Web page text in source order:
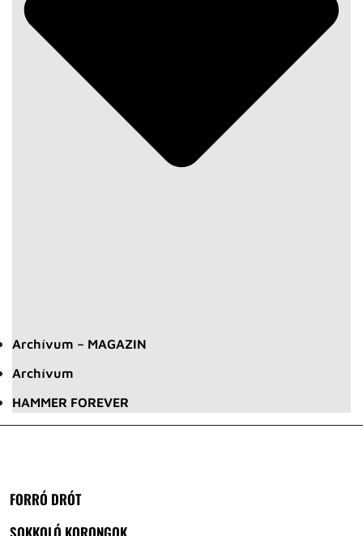
Archívum – MAGAZIN
Archívum
HAMMER FOREVER
FORRÓ DRÓT